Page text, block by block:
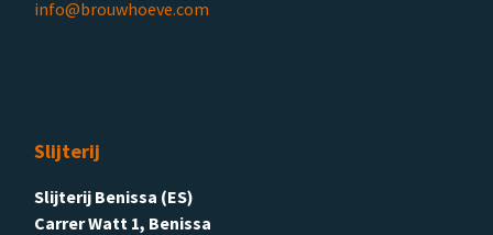
info@brouwhoeve.com
Slijterij
Slijterij Benissa (ES)
Carrer Watt 1, Benissa